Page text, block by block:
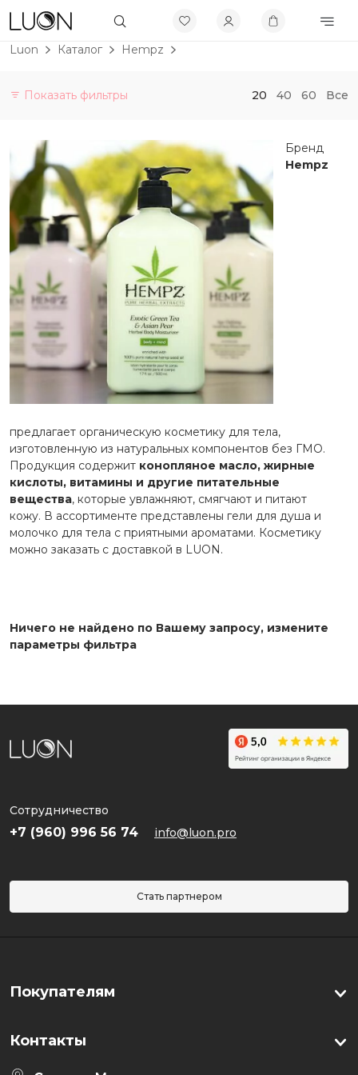
Luon Каталог Hempz
Показать фильтры 20 40 60 Все
Витамины и БАДы
Не будет больше в продаже
Скидки до 50%
Бренды
Allies of Skin
APRILSKIN
AXIS-Y
BBIA
Biodance
Celimax
Dr. Althea
House of HUR
Liposomal vitamins
LUON
Raund Lab
UIQ
VT Cosmetics
Макияж
Бренд
Hempz
предлагает органическую косметику для тела,
изготовленную из натуральных компонентов без ГМО.
Продукция содержит конопляное масло, жирные
кислоты, витамины и другие питательные
вещества, которые увлажняют, смягчают и питают
кожу. В ассортименте представлены гели для душа и
молочко для тела с приятными ароматами. Косметику
можно заказать с доставкой в LUON.
Ничего не найдено по Вашему запросу, измените
параметры фильтра
Сотрудничество
+7 (960) 996 56 74 info@luon.pro
Стать партнером
Покупателям
Контакты